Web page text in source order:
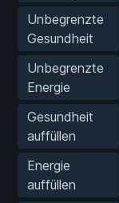
Unbegrenzte
Gesundheit
Unbegrenzte
Energie
Gesundheit
auffüllen
Energie
auffüllen